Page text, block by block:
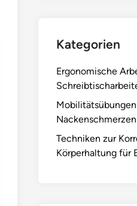
Kategorien
Ergonomische
Nackenschmerzen
Techniken zur
Körperhaltung für